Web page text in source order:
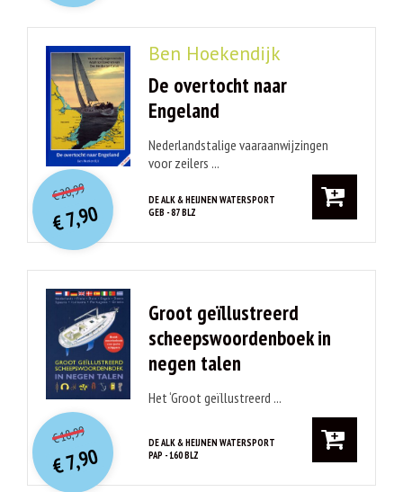
Ben Hoekendijk
De overtocht naar
Engeland
Nederlandstalige vaaraanwijzingen
voor zeilers ...
DE ALK & HEIJNEN WATERSPORT
GEB - 87 BLZ
€20,99O
orspr
onkelijke
prijs
was:
€ 20,99.
€7,90
Huidige
prijs
is:
€ 7,90.
Groot geïllustreerd
scheepswoordenboek in
negen talen
Het ‘Groot geïllustreerd ...
DE ALK & HEIJNEN WATERSPORT
PAP - 160 BLZ
€18,99O
orspr
onkelijke
prijs
was:
€ 18,99.
€7,90
Huidige
prijs
is:
€ 7,90.